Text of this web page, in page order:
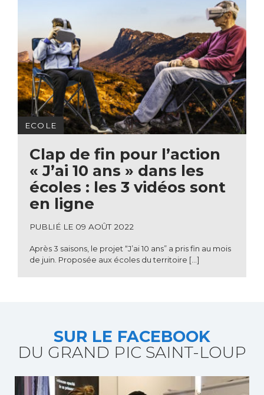
ECOLE
Clap de fin pour l’action
« J’ai 10 ans » dans les
écoles : les 3 vidéos sont
en ligne
PUBLIÉ LE 09 AOÛT 2022
Après 3 saisons, le projet “J’ai 10 ans” a pris fin au mois
de juin. Proposée aux écoles du territoire […]
SUR LE FACEBOOK
DU GRAND PIC SAINT-LOUP